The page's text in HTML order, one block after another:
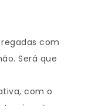
com
Será que
com o